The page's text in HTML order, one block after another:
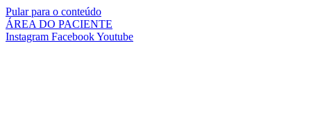
Pular para o conteúdo
ÁREA DO PACIENTE
Instagram FacebookYoutube